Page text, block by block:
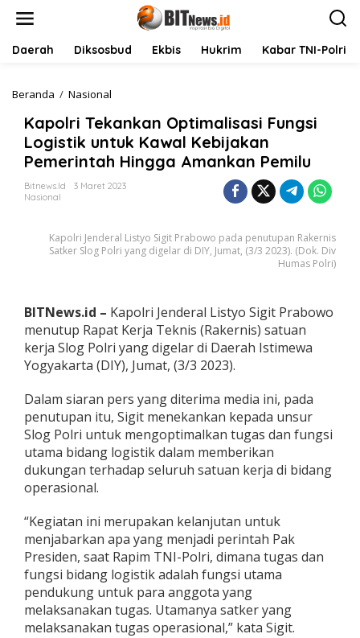
Daerah Diksosbud Ekbis Hukrim Kabar TNI-Polri
Beranda / Nasional
p
o
l
r
i
a
n
O
p
t
i
m
l
s
a
s
i
g
s
L
o
g
s
Kapolri Tekankan Optimalisasi Fungsi
Logistik untuk Kawal Kebijakan
Pemerintah Hingga Amankan Pemilu
Bitnews.id
3 Maret 2023
Nasional
Kapolri Jenderal Listyo Sigit Prabowo pada penutupan Rakernis
Satker Slog Polri yang digelar di DIY, Jumat, (3/3 2023). (Dok. Div
Humas Polri)
BITNews.id – Kapolri Jenderal Listyo Sigit Prabowo
menutup Rapat Kerja Teknis (Rakernis) satuan
kerja Slog Polri yang digelar di Daerah Istimewa
Yogyakarta (DIY), Jumat, (3/3 2023).
Dalam siaran pers yang diterima media ini, pada
penutupan itu, Sigit menekankan kepada unsur
Slog Polri untuk mengoptimalkan tugas dan fungsi
utama bidang logistik dalam memberikan
dukungan terhadap seluruh satuan kerja di bidang
operasional.
“Kegiatan ini merupakan kelanjutan untuk
menjabarkan apa yang menjadi perintah Pak
Presiden, saat Rapim TNI-Polri, dimana tugas dan
fungsi bidang logistik adalah fungsi utama
pendukung untuk para anggota yang
melaksanakan tugas. Utamanya satker yang
melaksanakan tugas operasional,” kata Sigit.